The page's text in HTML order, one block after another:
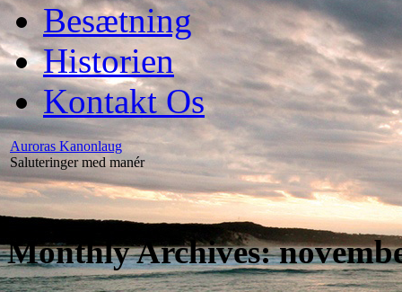
Besætning
Historien
Kontakt Os
Auroras Kanonlaug
Saluteringer med manér
Monthly Archives: